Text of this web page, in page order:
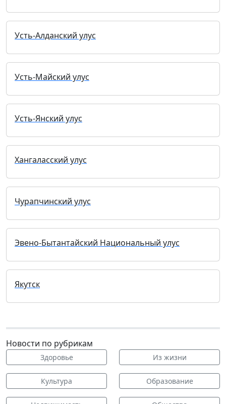
Усть-Алданский улус
Усть-Майский улус
Усть-Янский улус
Хангаласский улус
Чурапчинский улус
Эвено-Бытантайский Национальный улус
Якутск
Новости по рубрикам
Здоровье Из жизни
Культура Образование